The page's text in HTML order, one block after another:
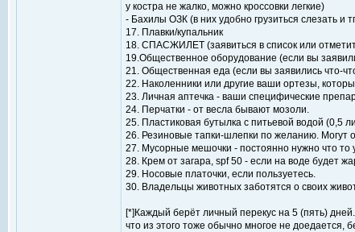
у костра не жалко, можно кроссовки легкие)
- Бахилы ОЗК (в них удобно грузиться слезать
17. Плавки/купальник
18. СПАСЖИЛЕТ (заявиться в список или
19.Общественное оборудование (если вы
21. Общественная еда (если вы заявились что-
22. Наколенники или другие ваши ортезы,
23. Личная аптечка - ваши специфические
24. Перчатки - от весла бывают мозоли.
25. Пластиковая бутылка с питьевой водой (0,5
26. Резиновые тапки-шлепки по желанию. Могут
27. Мусорные мешочки - постоянно нужно что то
28. Крем от загара, spf 50 - если на воде будет
29. Носовые платочки, если пользуетесь.
30. Владельцы животных заботятся о своих
[*]Каждый берёт личный перекус на 5 (пять)
что из этого тоже обычно многое не доедается,